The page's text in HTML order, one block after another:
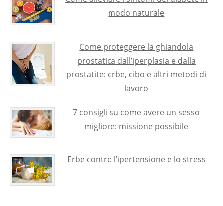
modo naturale
Come proteggere la ghiandola
prostatica dall’iperplasia e dalla
prostatite: erbe, cibo e altri metodi di
lavoro
7 consigli su come avere un sesso
migliore: missione possibile
Erbe contro l’ipertensione e lo stress